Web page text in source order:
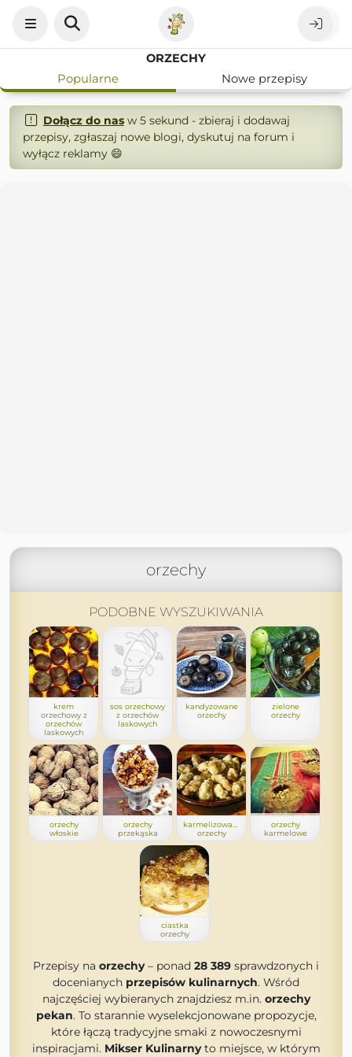
ORZECHY
Popularne
Nowe przepisy
Dołącz do nasw 5 sekund - zbieraj i dodawaj
przepisy, zgłaszaj nowe blogi, dyskutuj na forum i
wyłącz reklamy 😄
orzechy
PODOBNE WYSZUKIWANIA
krem
orzechowy z
orzechów
laskowych
sos orzechowy
z orzechów
laskowych
kandyzowane
orzechy
zielone
orzechy
orzechy
włoskie
orzechy
przekąska
karmelizowane
orzechy
orzechy
karmelowe
ciastka
orzechy
Przepisy na orzechy– ponad 28 389 sprawdzonych i
docenianych przepisów kulinarnych. Wśród
najczęściej wybieranych znajdziesz m.in. orzechy
pekan. To starannie wyselekcjonowane propozycje,
które łączą tradycyjne smaki z nowoczesnymi
inspiracjami. Mikser Kulinarnyto miejsce, w którym